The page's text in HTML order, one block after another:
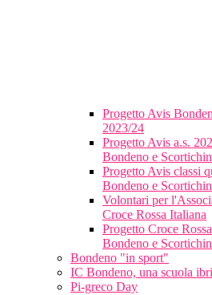
Progetto Avis
2023/24
Progetto Avis a.s.
Bondeno e
Progetto Avis classi
Bondeno e
Volontari per
Croce Rossa Italiana
Progetto Croce
Bondeno e
Bondeno "in sport"
IC Bondeno, una scuola
Pi-greco Day